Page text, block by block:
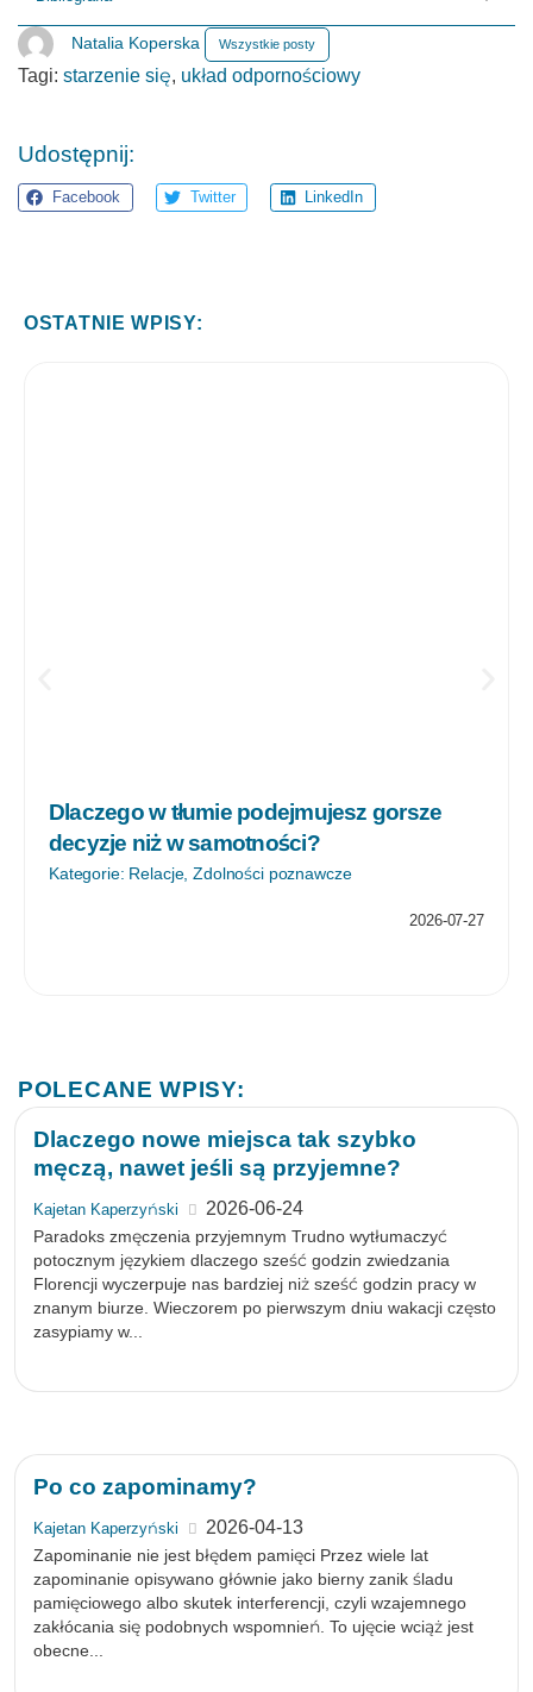
Natalia Koperska Wszystkie posty
Tagi: starzenie się, układ odpornościowy
Udostępnij:
Facebook Twitter LinkedIn
OSTATNIE WPISY:
Dlaczego w tłumie podejmujesz gorsze
decyzje niż w samotności?
Kategorie: Relacje,Zdolności poznawcze
2026-07-27
POLECANE WPISY:
Dlaczego nowe miejsca tak szybko
męczą, nawet jeśli są przyjemne?
Kajetan Kaperzyński 2026-06-24
Paradoks zmęczenia przyjemnym Trudno wytłumaczyć
potocznym językiem dlaczego sześć godzin zwiedzania
Florencji wyczerpuje nas bardziej niż sześć godzin pracy w
znanym biurze. Wieczorem po pierwszym dniu wakacji często
zasypiamy w...
Po co zapominamy?
Kajetan Kaperzyński 2026-04-13
Zapominanie nie jest błędem pamięci Przez wiele lat
zapominanie opisywano głównie jako bierny zanik śladu
pamięciowego albo skutek interferencji, czyli wzajemnego
zakłócania się podobnych wspomnień. To ujęcie wciąż jest
obecne...